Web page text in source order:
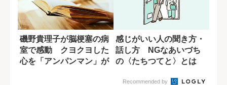
磯野貴理子が脳梗塞の病
室で感動 クヨクヨした
心を「アンパンマン」が
感じがいい人の聞き方・
話し方 NGなあいづち
の〈たちつてと〉とは
Recommended by